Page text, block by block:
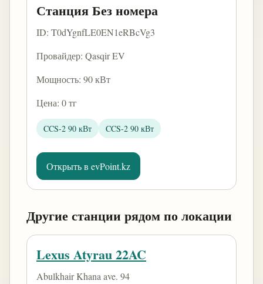
Станция Без номера
ID: T0dYgnfLE0EN1eRBcVg3
Провайдер: Qasqir EV
Мощность: 90 кВт
Цена: 0 тг
CCS-2 90 кВт CCS-2 90 кВт
Открыть в evPoint.kz
Другие станции рядом по локации
Lexus Atyrau 22AC
Abulkhair Khana ave. 94